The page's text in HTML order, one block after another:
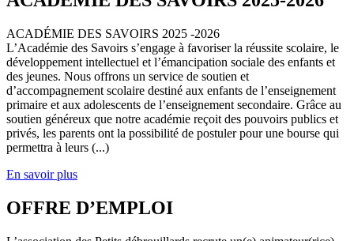
ACADÉMIE DES SAVOIRS 2025 -2026
L’Académie des Savoirs s’engage à favoriser la réussite scolaire, le
développement intellectuel et l’émancipation sociale des enfants et
des jeunes. Nous offrons un service de soutien et
d’accompagnement scolaire destiné aux enfants de l’enseignement
primaire et aux adolescents de l’enseignement secondaire. Grâce au
soutien généreux que notre académie reçoit des pouvoirs publics et
privés, les parents ont la possibilité de postuler pour une bourse qui
permettra à leurs (...)
En savoir plus
OFFRE D’EMPLOI